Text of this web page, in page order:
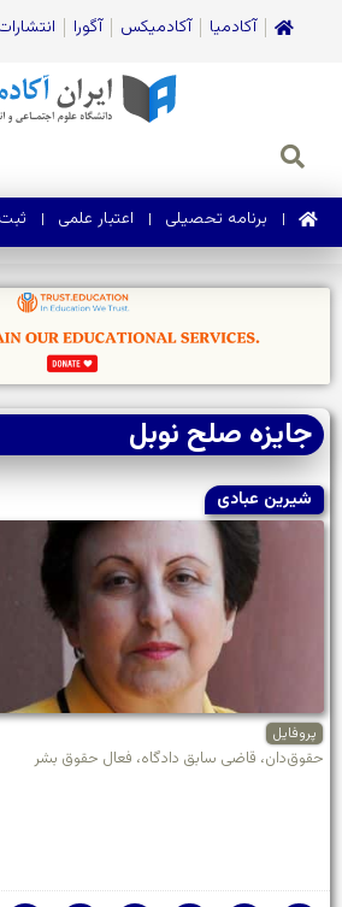
آکادمیا آکادمیکس آگورا
برنامه تحصیلی اعتبار علمی
جايزه صلح نوبل
شیرین عبادی
پروفایل
حقوق‌دان، قاضی سابق دادگاه، فعال حقوق بشر